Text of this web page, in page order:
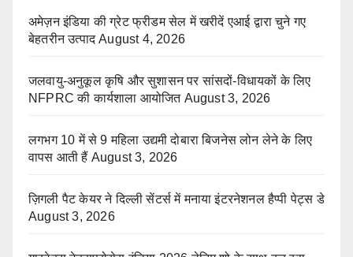
अमेज़न इंडिया की ग्रेट फ्रीडम सेल में खरीदें एआई द्वारा चुने गए
बेहतरीन उत्पाद August 4, 2026
जलवायु-अनुकूल कृषि और सुशासन पर सांसदों-विधायकों के लिए
NFPRC की कार्यशाला आयोजित August 3, 2026
लगभग 10 में से 9 महिला उद्यमी दोबारा बिजनेस लोन लेने के लिए
वापस आती हैं August 3, 2026
ज़िगली पैट केयर ने दिल्ली सेंटर्स में मनाया इंटरनेशनल हैप्पी पेट्स डे
August 3, 2026